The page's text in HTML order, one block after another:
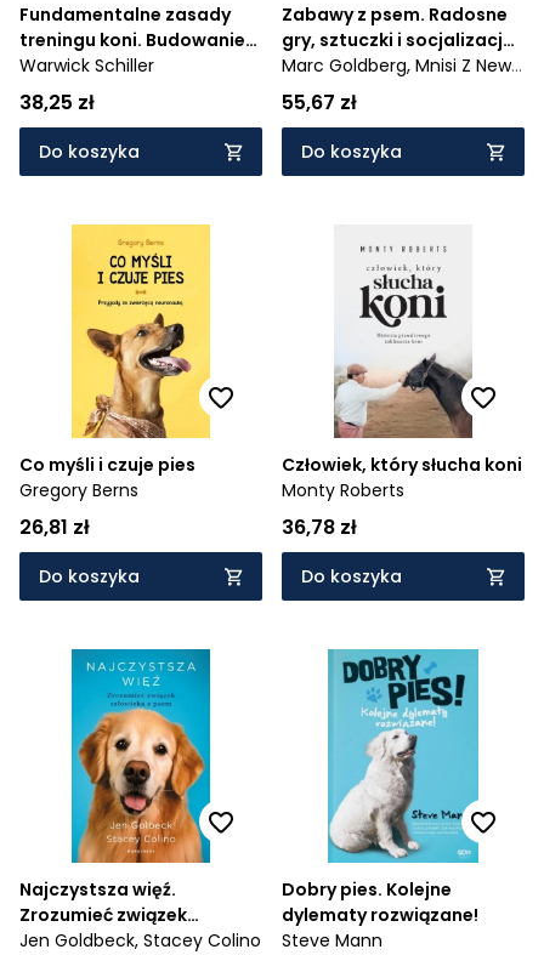
Fundamentalne zasady
treningu koni. Budowanie
relacji z koniem dzięki
skutecznym metodom
treningowym
Warwick Schiller
38,25 zł
Do koszyka
Zabawy z psem. Radosne
gry, sztuczki i socjalizacja
dla szczeniąt i dorosłych
psów
Marc Goldberg, Mnisi Z New
Skete
55,67 zł
Do koszyka
Co myśli i czuje pies
Gregory Berns
26,81 zł
Do koszyka
Człowiek, który słucha koni
Monty Roberts
36,78 zł
Do koszyka
Najczystsza więź.
Zrozumieć związek
człowieka z psem
Jen Goldbeck, Stacey Colino
Dobry pies. Kolejne
dylematy rozwiązane!
Steve Mann